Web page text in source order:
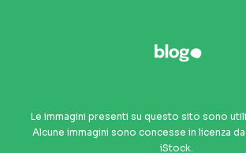
Le immagini presenti su questo sito sono
Alcune immagini sono concesse in licenza
iStock.